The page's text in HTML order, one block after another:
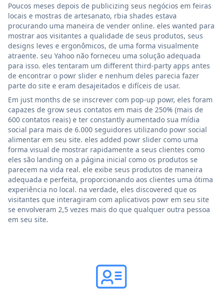
Poucos meses depois de publicizing seus negócios em feiras
locais e mostras de artesanato, rbia shades estava
procurando uma maneira de vender online. eles wanted para
mostrar aos visitantes a qualidade de seus produtos, seus
designs leves e ergonômicos, de uma forma visualmente
atraente. seu Yahoo não forneceu uma solução adequada
para isso. eles tentaram um different third-party apps antes
de encontrar o powr slider e nenhum deles parecia fazer
parte do site e eram desajeitados e difíceis de usar.
Em just months de se inscrever com pop-up powr, eles foram
capazes de grow seus contatos em mais de 250% (mais de
600 contatos reais) e ter constantly aumentado sua mídia
social para mais de 6.000 seguidores utilizando powr social
alimentar em seu site. eles added powr slider como uma
forma visual de mostrar rapidamente a seus clientes como
eles são landing on a página inicial como os produtos se
parecem na vida real. ele exibe seus produtos de maneira
adequada e perfeita, proporcionando aos clientes uma ótima
experiência no local. na verdade, eles discovered que os
visitantes que interagiram com aplicativos powr em seu site
se envolveram 2,5 vezes mais do que qualquer outra pessoa
em seu site.